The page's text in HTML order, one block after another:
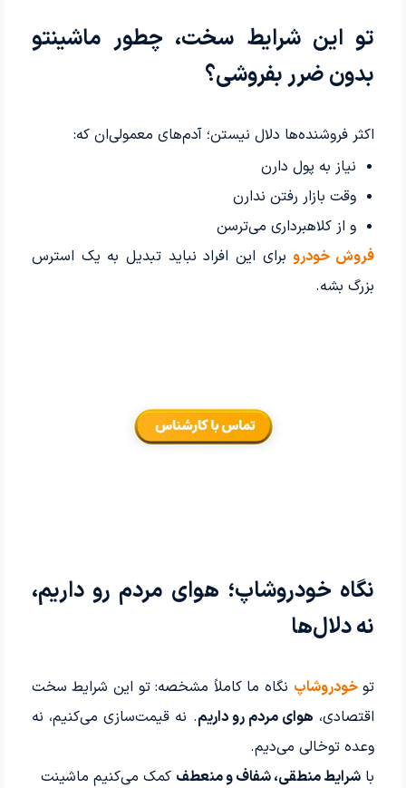
تو این شرایط سخت، چطور ماشینتو
بدون ضرر بفروشی؟
اکثر فروشنده‌ها دلال نیستن؛ آدم‌های معمولی‌ان که:
نیاز به پول دارن
وقت بازار رفتن ندارن
و از کلاهبرداری می‌ترسن
فروش خودرو برای این افراد نباید تبدیل به یک استرس
بزرگ بشه.
نگاه خودروشاپ؛ هوای مردم رو داریم،
نه دلال‌ها
توخودروشاپ نگاه ما کاملاً مشخصه: تو این شرایط سخت
اقتصادی، هوای مردم رو داریم. نه قیمت‌سازی می‌کنیم، نه
وعده توخالی می‌دیم.
با شرایط منطقی، شفاف و منعطف کمک می‌کنیم ماشینت